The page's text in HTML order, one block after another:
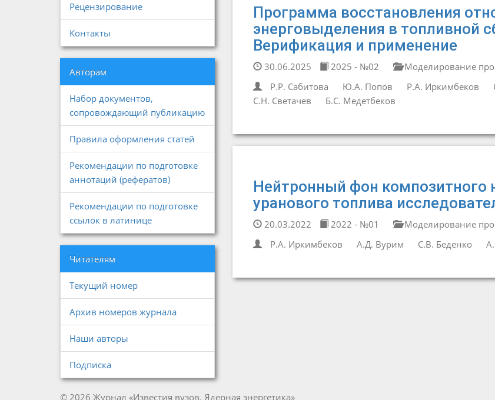
Рецензирование
Контакты
Авторам
Набор документов,
сопровождающий публикацию
Правила оформления статей
Рекомендации по подготовке
аннотаций (рефератов)
Рекомендации по подготовке
ссылок в латинице
Читателям
Текущий номер
Архив номеров журнала
Наши авторы
Подписка
Программа восстановления
энерговыделения в топливной
Верификация и применение
30.06.2025 2025 - №02
Моделирование
Р.Р. Сабитова
Ю.А. Попов Р.А. Иркимбеков
С.Н. Светачев
Б.С. Медетбеков
Нейтронный фон композитного
уранового топлива
20.03.2022 2022 - №01
Моделирование
Р.А. Иркимбеков
А.Д. Вурим С.В. Беденко
© 2026 Журнал «Известия вузов. Ядерная энергетика»